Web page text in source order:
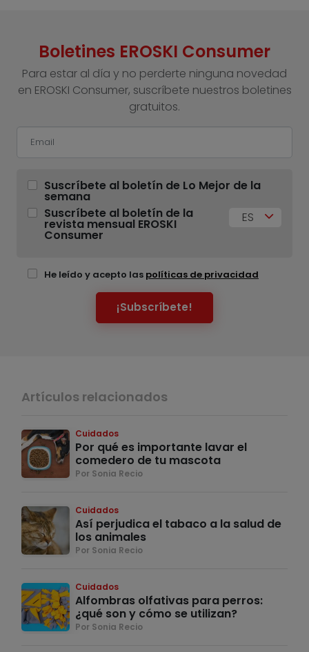
Boletines EROSKI Consumer
Para estar al día y no perderte ninguna novedad
en EROSKI Consumer, suscríbete nuestros boletines
gratuitos.
Suscríbete al boletín de Lo Mejor de la
semana
Suscríbete al boletín de la
revista mensual EROSKI
Consumer
ES
He leído y acepto las políticas de privacidad
¡Subscríbete!
Artículos relacionados
Cuidados
Por qué es importante lavar el
comedero de tu mascota
Por Sonia Recio
Cuidados
Así perjudica el tabaco a la salud de
los animales
Por Sonia Recio
Cuidados
Alfombras olfativas para perros:
¿qué son y cómo se utilizan?
Por Sonia Recio